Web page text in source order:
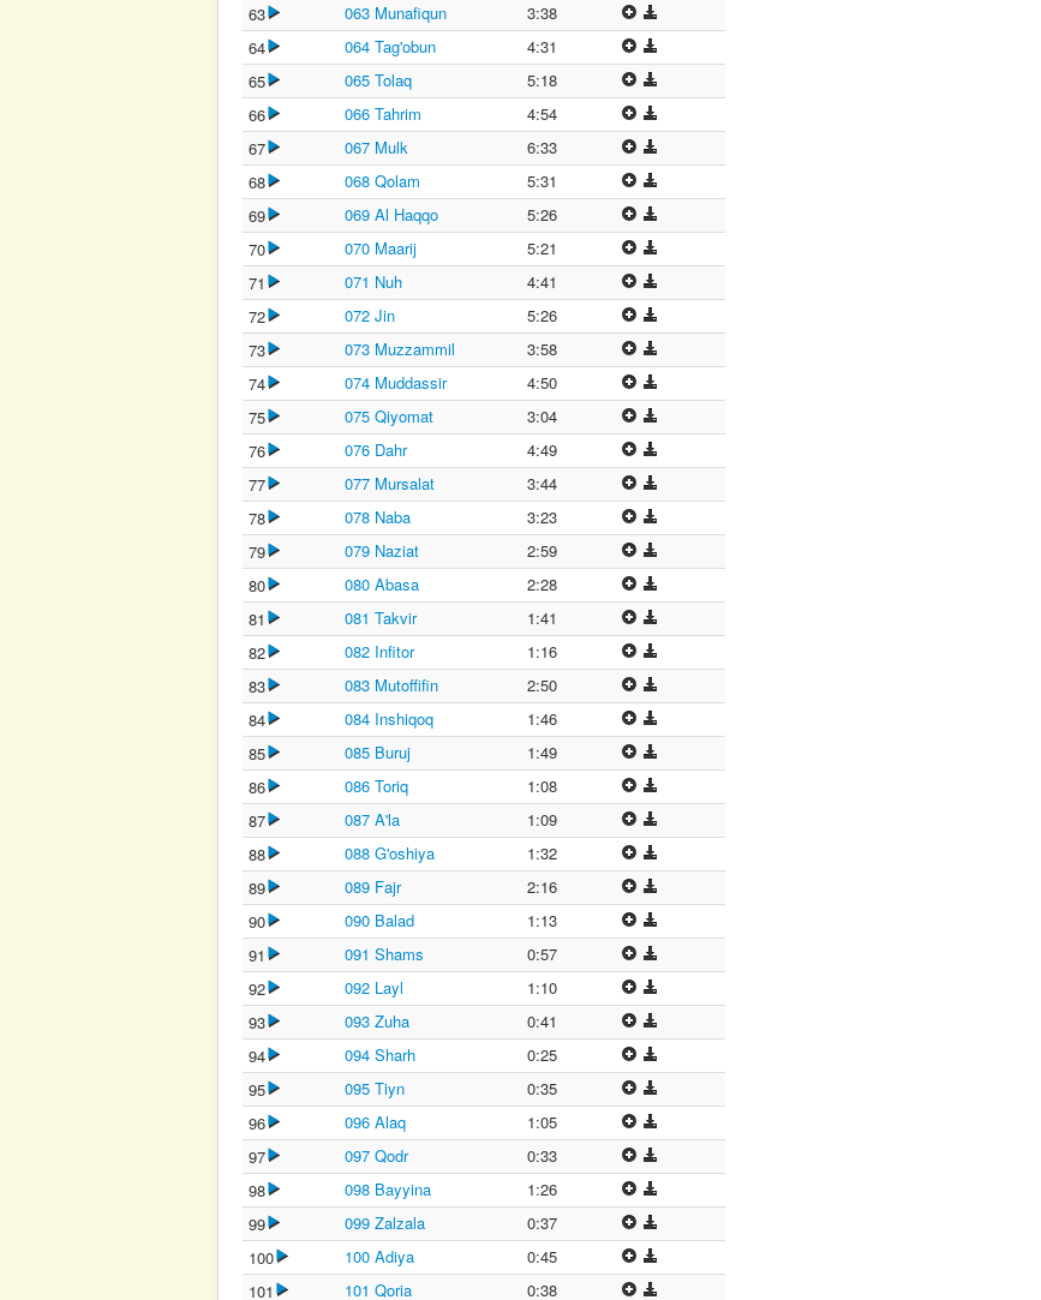
63
063 Munafiqun
3:38
64
064 Tag'obun
4:31
65
065 Tolaq
5:18
66
066 Tahrim
4:54
67
067 Mulk
6:33
68
068 Qolam
5:31
69
069 Al Haqqo
5:26
70
070 Maarij
5:21
71
071 Nuh
4:41
72
072 Jin
5:26
73
073 Muzzammil
3:58
74
074 Muddassir
4:50
75
075 Qiyomat
3:04
76
076 Dahr
4:49
77
077 Mursalat
3:44
78
078 Naba
3:23
79
079 Naziat
2:59
80
080 Abasa
2:28
81
081 Takvir
1:41
82
082 Infitor
1:16
83
083 Mutoffifin
2:50
84
084 Inshiqoq
1:46
85
085 Buruj
1:49
86
086 Toriq
1:08
87
087 A'la
1:09
88
088 G'oshiya
1:32
89
089 Fajr
2:16
90
090 Balad
1:13
91
091 Shams
0:57
92
092 Layl
1:10
93
093 Zuha
0:41
94
094 Sharh
0:25
95
095 Tiyn
0:35
96
096 Alaq
1:05
97
097 Qodr
0:33
98
098 Bayyina
1:26
99
099 Zalzala
0:37
100
100 Adiya
0:45
101
101 Qoria 0:38